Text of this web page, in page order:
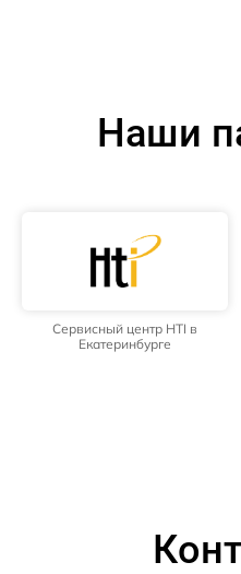
Наши
Сервисный центр HTI в
Екатеринбурге